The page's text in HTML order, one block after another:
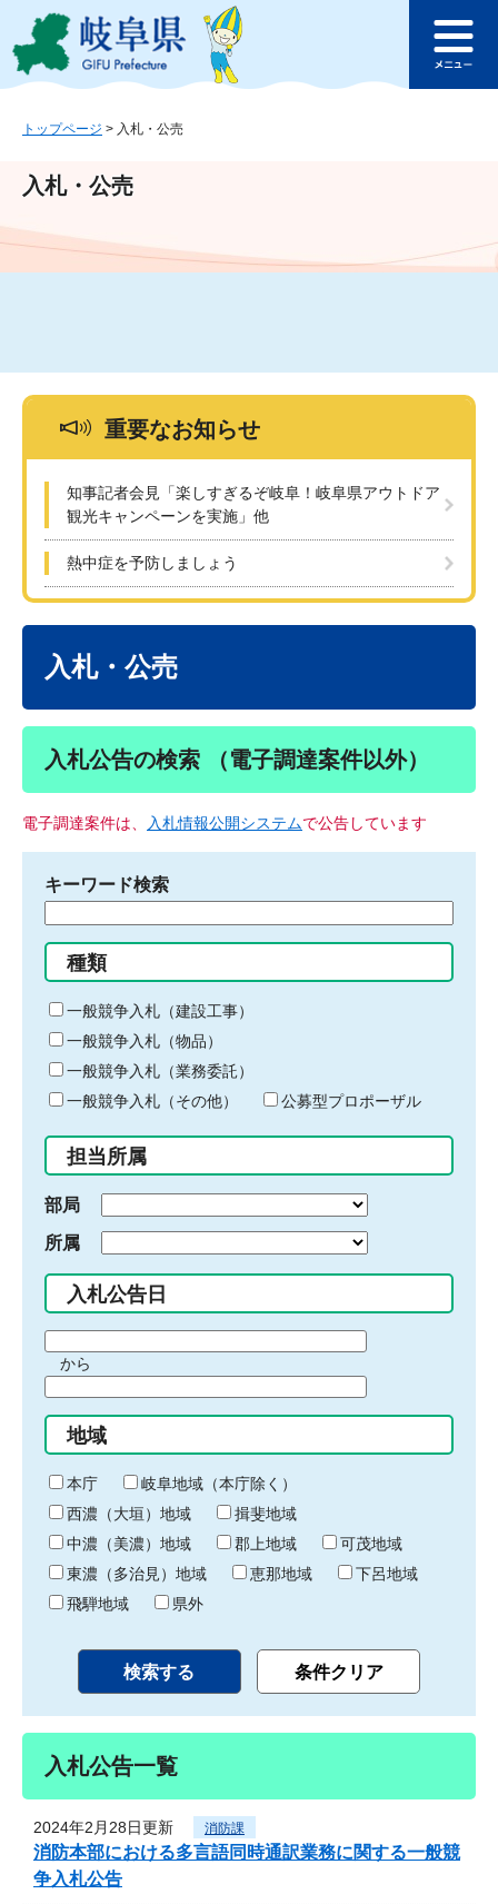
ジ
ュ
文
このページの本文へ
ュ
トップページ > 入札・公売
入札・公売
重要なお知らせ
知事記者会見「楽しすぎるぞ岐阜！岐阜県アウトドア
観光キャンペーンを実施」他
熱中症を予防しましょう
入札・公売
入札公告の検索 （電子調達案件以外）
電子調達案件は、 入札情報公開システムで公告しています
キーワード検索
る
キ
ー
ワ
ー
ド
入
力
種類
一般競争入札（建設工事）
一般競争入札（物品）
一般競争入札（業務委託）
一般競争入札（その他）
公募型プロポーザル
担当所属
部局
所属
入札公告日
間
始
り
から
間
終
わ
り
地域
本庁
岐阜地域（本庁除く）
西濃（大垣）地域
揖斐地域
中濃（美濃）地域
郡上地域
可茂地域
東濃（多治見）地域
恵那地域
下呂地域
飛騨地域
県外
入札公告一覧
2024年2月28日更新 消防課
消防本部における多言語同時通訳業務に関する一般競
争入札公告